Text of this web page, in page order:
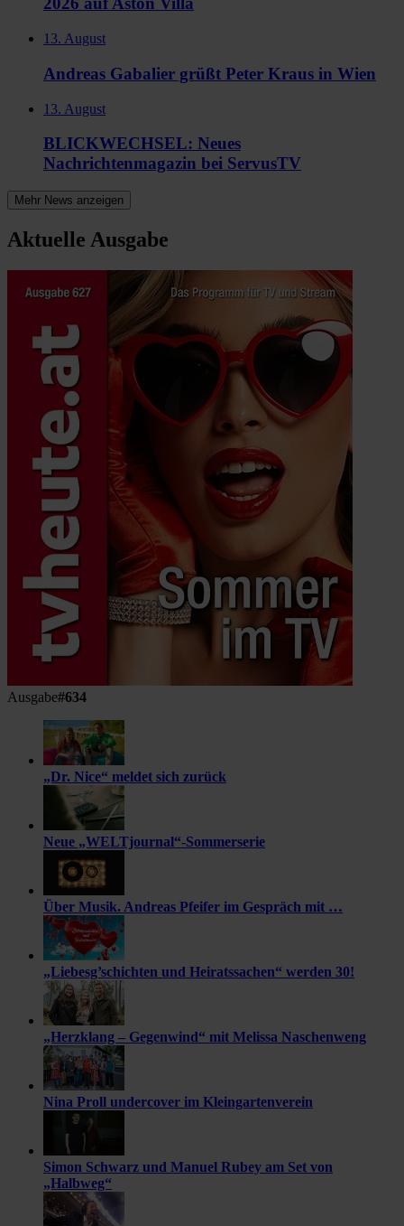
13. August
Andreas Gabalier grüßt Peter Kraus in Wien
13. August
BLICKWECHSEL: Neues
Nachrichtenmagazin bei ServusTV
Mehr News anzeigen
Aktuelle Ausgabe
Ausgabe#634
„Dr. Nice“ meldet sich zurück
Neue „WELTjournal“-Sommerserie
Über Musik. Andreas Pfeifer im Gespräch mit …
„Liebesg’schichten und Heiratssachen“ werden 30!
„Herzklang – Gegenwind“ mit Melissa Naschenweng
Nina Proll undercover im Kleingartenverein
Simon Schwarz und Manuel Rubey am Set von
„Halbweg“